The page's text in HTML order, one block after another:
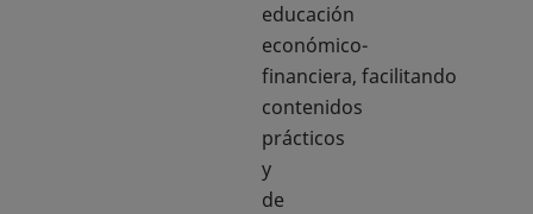
educación
económico-
financiera, facilitando
contenidos
prácticos
y
de